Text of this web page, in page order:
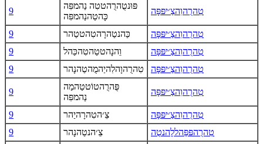
9
פּוּנטֻהרֻהטטִה נַהמפִּה
כָּהטַהנַהמפִּה
טִהרֻהוִהצַ׳יפּפָּה
9 כַּהנטַהרָהטִהטטַהר
טִהרֻהוִהצַ׳יפּפָּה
9
וֵהנָהטטַהטִהכַּהל
טִהרֻהוִהצַ׳יפּפָּה
9
טִהרֻהוָהלִהיַהמֻהטַהנָהר טִהרֻהוִהצַ׳יפּפָּה
9
פֻּהרֻהטוֹטטַהמַה
נַהמפִּה
טִהרֻהוִהצַ׳יפּפָּה
9 צֵ׳הטִהרָהיַהר
טִהרֻהוִהצַ׳יפּפָּה
9
צֵ׳הנטַהנָהר
טִהרֻהפּפַּהללָהנטֻה